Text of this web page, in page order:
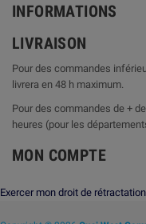
INFORMATIONS
LIVRAISON
Pour des commandes
livrera en 48 h maximum.
Pour des commandes de +
heures (pour les
MON COMPTE
Exercer mon droit de rétractation